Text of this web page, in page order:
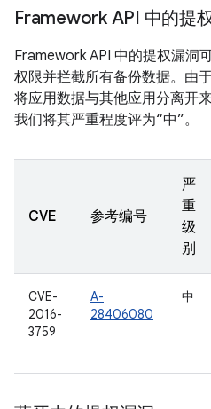
Framework API 中的提
Framework API 中的提权漏洞
权限并拦截所有备份数据。由
将应用数据与其他应用分离开
我们将其严重程度评为“中”。
CVE 参考编号
严
重
级
别
CVE-
2016-
3759
A-
28406080
中